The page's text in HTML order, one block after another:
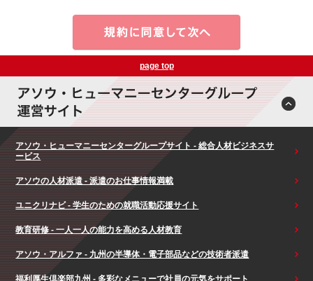
page top
アソウ・ヒューマニーセンターグループサイト - 総合人材ビジネスサ
ービス
アソウの人材派遣 - 派遣のお仕事情報満載
ユニクリナビ - 学生のための就職活動応援サイト
教育研修 - 一人一人の能力を高める人材教育
アソウ・アルファ - 九州の半導体・電子部品などの技術者派遣
福利厚生倶楽部九州 - 多彩なメニューで社員の元気をサポート